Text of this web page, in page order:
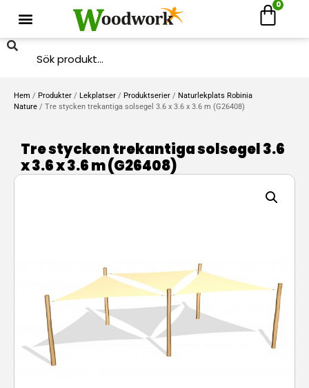
0
Hem / Produkter / Lekplatser / Produktserier / Naturlekplats Robinia
Nature / Tre stycken trekantiga solsegel 3.6 x 3.6 x 3.6 m (G26408)
Tre stycken trekantiga solsegel 3.6
x 3.6 x 3.6 m (G26408)